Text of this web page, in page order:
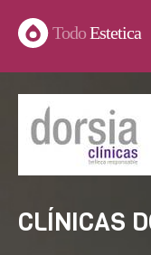
TodoEstetica
CLÍNICAS